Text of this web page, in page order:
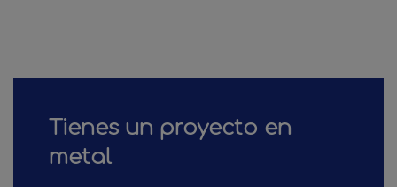
Tienes un proyecto en
metal